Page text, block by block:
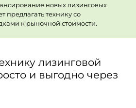
новых лизинговых
предлагать технику со
к рыночной стоимости.
лизинговой
и выгодно через